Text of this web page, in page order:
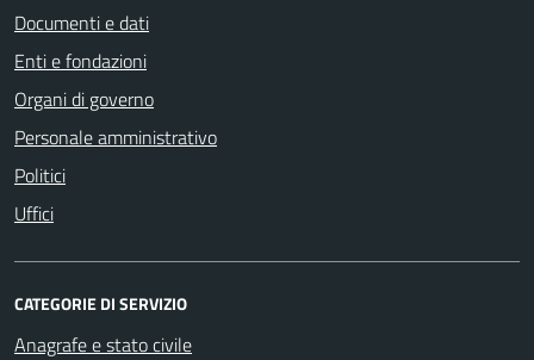
Documenti e dati
Enti e fondazioni
Organi di governo
Personale amministrativo
Politici
Uffici
CATEGORIE DI SERVIZIO
Anagrafe e stato civile